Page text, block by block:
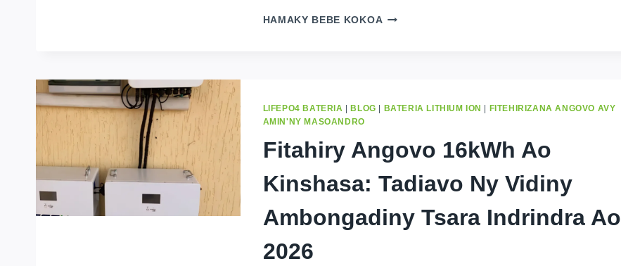
HAMAKY BEBE KOKOA INVERTER
FAMPIASANA
2026
BUYING
GUIDE
LIFEPO4 BATERIA BLOG BATERIA LITHIUM ION
FITEHIRIZANA ANGOVO AVY
AMIN'NY MASOANDRO
Fitahiry Angovo 16kWh Ao
Kinshasa: Tadiavo Ny Vidiny
Ambongadiny Tsara Indrindra Ao
2026